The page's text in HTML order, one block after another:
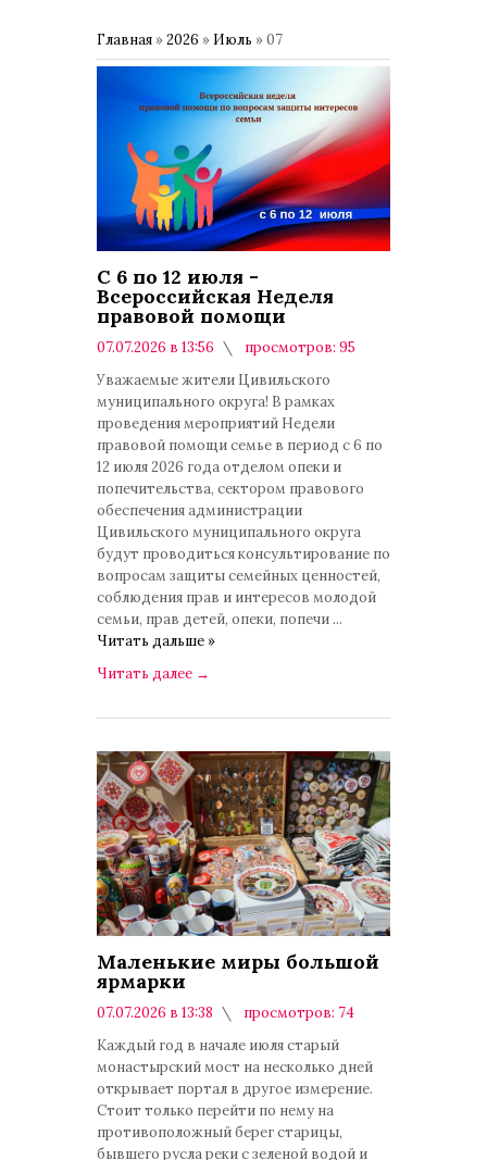
Главная »2026 » Июль »07
С 6 по 12 июля -
Всероссийская Неделя
правовой помощи
07.07.2026 в 13:56
просмотров: 95
Уважаемые жители Цивильского
муниципального округа! В рамках
проведения мероприятий Недели
правовой помощи семье в период с 6 по
12 июля 2026 года отделом опеки и
попечительства, сектором правового
обеспечения администрации
Цивильского муниципального округа
будут проводиться консультирование по
вопросам защиты семейных ценностей,
соблюдения прав и интересов молодой
семьи, прав детей, опеки, попечи ...
Читать дальше »
Читать далее →
Маленькие миры большой
ярмарки
07.07.2026 в 13:38
просмотров: 74
Каждый год в начале июля старый
монастырский мост на несколько дней
открывает портал в другое измерение.
Стоит только перейти по нему на
противоположный берег старицы,
бывшего русла реки с зеленой водой и